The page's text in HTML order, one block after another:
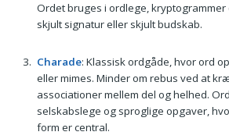
Ordet bruges i ordlege, kryptogrammer
skjult signatur eller skjult budskab.
Charade: Klassisk ordgåde, hvor ord
eller mimes. Minder om rebus ved at
associationer mellem del og helhed.
selskabslege og sproglige opgaver,
form er central.